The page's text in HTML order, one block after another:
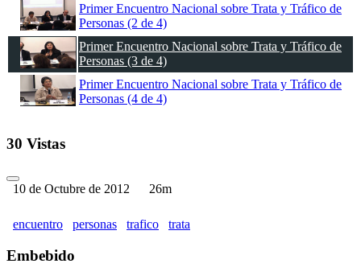
Primer Encuentro Nacional sobre Trata y Tráfico de
Personas (2 de 4)
Primer Encuentro Nacional sobre Trata y Tráfico de
Personas (3 de 4)
Primer Encuentro Nacional sobre Trata y Tráfico de
Personas (4 de 4)
30 Vistas
10 de Octubre de 2012 26m
encuentro personas trafico trata
Embebido